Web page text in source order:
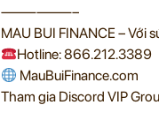
——————–
MAU BUI FINANCE – Với
Hotline: 866.212.3389
MauBuiFinance.com
Tham gia Discord VIP